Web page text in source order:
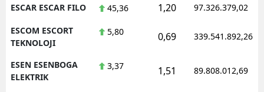
ESCAR ESCAR FILO 45,36 1,20 97.326.379,02
ESCOM ESCORT
TEKNOLOJI
5,80 0,69 339.541.892,26
ESEN ESENBOGA
ELEKTRIK
3,37 1,51 89.808.012,69